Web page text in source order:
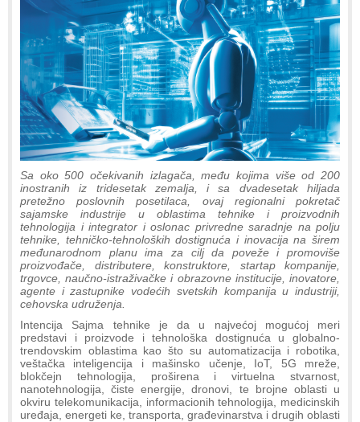
Sa oko 500 očekivanih izlagača, među kojima više od 200
inostranih iz tridesetak zemalja, i sa dvadesetak hiljada
pretežno poslovnih posetilaca, ovaj regionalni pokretač
sajamske industrije u oblastima tehnike i proizvodnih
tehnologija i integrator i oslonac privredne saradnje na polju
tehnike, tehničko-tehnoloških dostignuća i inovacija na širem
međunarodnom planu ima za cilj da poveže i promoviše
proizvođače, distributere, konstruktore, startap kompanije,
trgovce, naučno-istraživačke i obrazovne institucije, inovatore,
agente i zastupnike vodećih svetskih kompanija u industriji,
cehovska udruženja.
Intencija Sajma tehnike je da u najvećoj mogućoj meri
predstavi i proizvode i tehnološka dostignuća u globalno-
trendovskim oblastima kao što su automatizacija i robotika,
veštačka inteligencija i mašinsko učenje, IoT, 5G mreže,
blokčejn tehnologija, proširena i virtuelna stvarnost,
nanotehnologija, čiste energije, dronovi, te brojne oblasti u
okviru telekomunikacija, informacionih tehnologija, medicinskih
uređaja, energeti ke, transporta, građevinarstva i drugih oblasti